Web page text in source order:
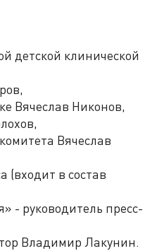
детской клинической
Вячеслав Никонов,
Вячеслав
(входит в состав
- руководитель пресс-
Владимир Лакунин.